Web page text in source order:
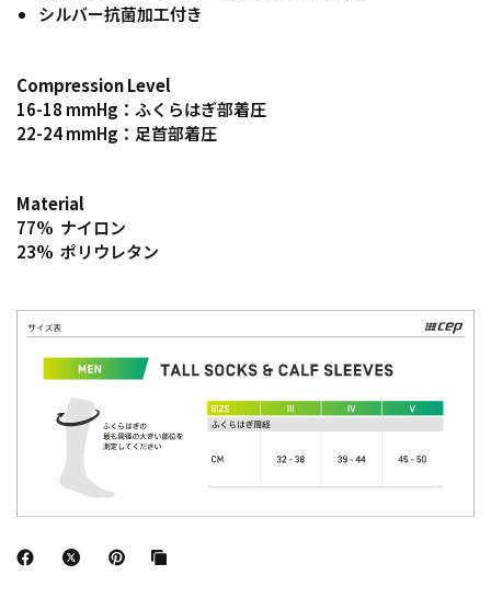
シルバー抗菌加工付き
Compression Level
16-18 mmHg：ふくらはぎ部着圧
22-24 mmHg：足首部着圧
Material
77% ナイロン
23% ポリウレタン